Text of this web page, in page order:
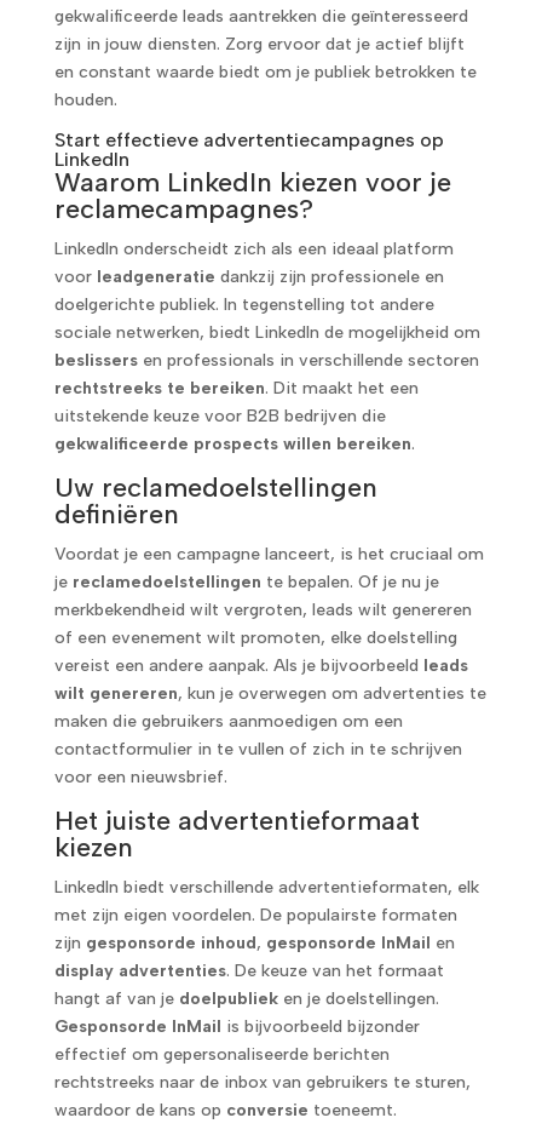
gekwalificeerde leads aantrekken die geïnteresseerd
zijn in jouw diensten. Zorg ervoor dat je actief blijft
en constant waarde biedt om je publiek betrokken te
houden.
Start effectieve advertentiecampagnes op
LinkedIn
Waarom LinkedIn kiezen voor je
reclamecampagnes?
LinkedIn onderscheidt zich als een ideaal platform
voor leadgeneratie dankzij zijn professionele en
doelgerichte publiek. In tegenstelling tot andere
sociale netwerken, biedt LinkedIn de mogelijkheid om
beslissersen professionals in verschillende sectoren
rechtstreeks te bereiken. Dit maakt het een
uitstekende keuze voor B2B bedrijven die
gekwalificeerde prospects willen bereiken.
Uw reclamedoelstellingen
definiëren
Voordat je een campagne lanceert, is het cruciaal om
je reclamedoelstellingen te bepalen. Of je nu je
merkbekendheid wilt vergroten, leads wilt genereren
of een evenement wilt promoten, elke doelstelling
vereist een andere aanpak. Als je bijvoorbeeld leads
wilt genereren, kun je overwegen om advertenties te
maken die gebruikers aanmoedigen om een
contactformulier in te vullen of zich in te schrijven
voor een nieuwsbrief.
Het juiste advertentieformaat
kiezen
LinkedIn biedt verschillende advertentieformaten, elk
met zijn eigen voordelen. De populairste formaten
zijn gesponsorde inhoud, gesponsorde InMail en
display advertenties. De keuze van het formaat
hangt af van je doelpublieken je doelstellingen.
Gesponsorde InMail is bijvoorbeeld bijzonder
effectief om gepersonaliseerde berichten
rechtstreeks naar de inbox van gebruikers te sturen,
waardoor de kans op conversie toeneemt.